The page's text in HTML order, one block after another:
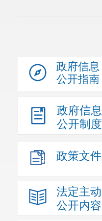
政府信息
公开指南
政府信息
公开制度
政策文件
法定主动
公开内容